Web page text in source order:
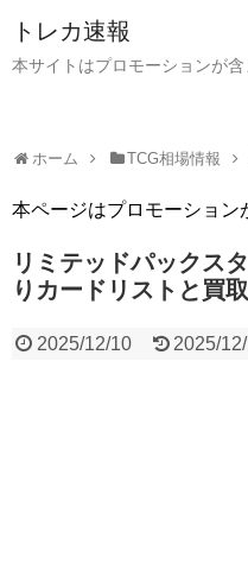
トレカ速報
本サイトはプロモーションが
ホーム TCG相場情報
本ページはプロモーション
リミテッドパックス
りカードリストと買
2025/12/10 2025/